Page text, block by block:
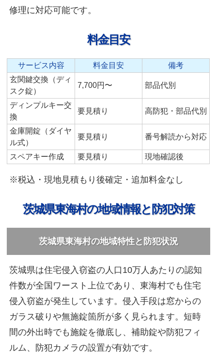
修理に対応可能です。
料金目安
サービス内容 料金目安
備考
玄関鍵交換（ディ
スク錠）
7,700円〜 部品代別
ディンプルキー交
換
要見積り 高防犯・部品代別
金庫開錠（ダイヤ
ル式）
要見積り 番号解読から対応
スペアキー作成 要見積り 現地確認後
※税込・現地見積もり後確定・追加料金なし
茨城県東海村の地域情報と防犯対策
茨城県東海村の地域特性と防犯状況
茨城県は住宅侵入窃盗の人口10万人あたりの認知
件数が全国ワースト上位であり、東海村でも住宅
侵入窃盗が発生しています。侵入手段は窓からの
ガラス破りや無施錠箇所が多く見られます。短時
間の外出時でも施錠を徹底し、補助錠や防犯フィ
ルム、防犯カメラの設置が有効です。